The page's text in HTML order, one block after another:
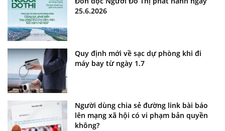
25.6.2026
Quy định mới về sạc dự phòng khi đi
máy bay từ ngày 1.7
Người dùng chia sẻ đường link bài báo
lên mạng xã hội có vi phạm bản quyền
không?